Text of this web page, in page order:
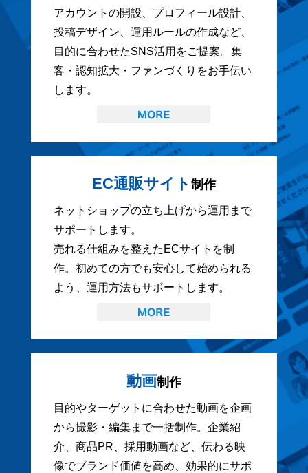
アカウントの開設、プロフィール設計、
投稿デザイン、運用ルールの作成など、
目的に合わせたSNS活用をご提案。集
客・認知拡大・ファンづくりをお手伝い
します。
EC通販サイト 制作
ネットショップの立ち上げから運用まで
サポートします。
売れる仕組みを整えたECサイトを制
作。初めての方でも安心して始められる
よう、運用方法もサポートします。
動画制作
目的やターゲットに合わせた動画を企画
から撮影・編集まで一括制作。企業紹
介、商品PR、採用動画など、伝わる映
像でブランド価値を高め、効果的にサポ